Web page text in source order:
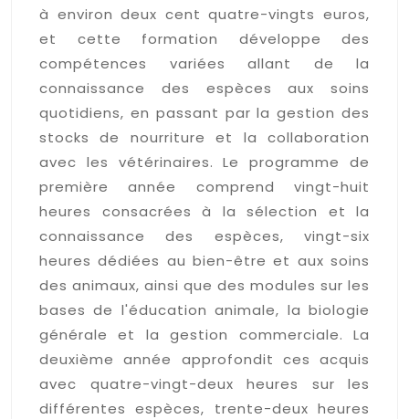
à environ deux cent quatre-vingts euros,
et cette formation développe des
compétences variées allant de la
connaissance des espèces aux soins
quotidiens, en passant par la gestion des
stocks de nourriture et la collaboration
avec les vétérinaires. Le programme de
première année comprend vingt-huit
heures consacrées à la sélection et la
connaissance des espèces, vingt-six
heures dédiées au bien-être et aux soins
des animaux, ainsi que des modules sur les
bases de l'éducation animale, la biologie
générale et la gestion commerciale. La
deuxième année approfondit ces acquis
avec quatre-vingt-deux heures sur les
différentes espèces, trente-deux heures